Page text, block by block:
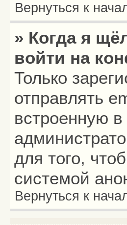
Вернуться к
» Когда я
войти на
Только
отправлять
встроенную
для того,
системой
Вернуться к